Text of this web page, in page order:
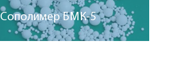
Сополимер БМК-5